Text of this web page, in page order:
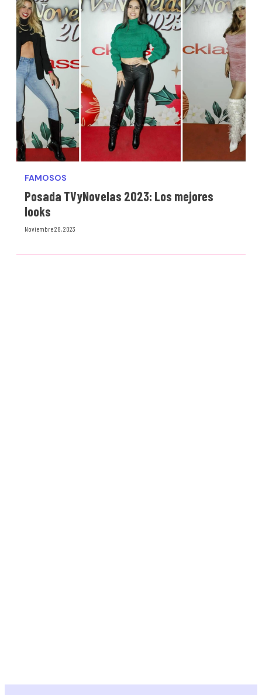
FAMOSOS
Posada TVyNovelas 2023: Los mejores
looks
Noviembre 28, 2023